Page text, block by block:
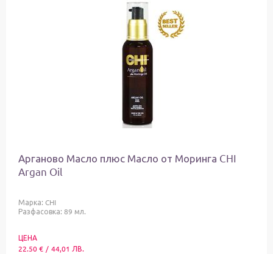
Арганово Масло плюс Масло от Моринга CHI
Argan Oil
Марка: CHI
Разфасовка: 89 мл.
ЦЕНА
22.50€ / 44,01 ЛВ.